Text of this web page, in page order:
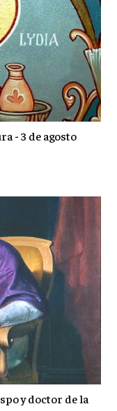
- 3 de agosto
y doctor de la